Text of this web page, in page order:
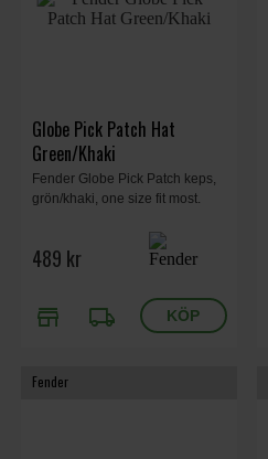
Globe Pick Patch Hat
Green/Khaki
Fender Globe Pick Patch keps,
grön/khaki, one size fit most.
489 kr
store local_shipping
Fender